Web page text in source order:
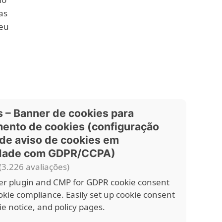
– Banner de cookies para
de cookies (configuração
aviso de cookies em
com GDPR/CCPA)
avaliações)
plugin and CMP for GDPR cookie consent
compliance. Easily set up cookie consent
notice, and policy pages.